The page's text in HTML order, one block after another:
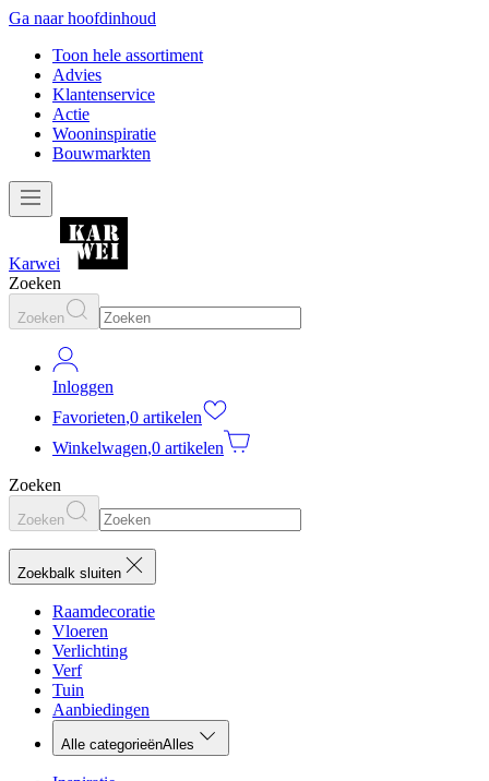
Ga naar hoofdinhoud
Toon hele assortiment
Advies
Klantenservice
Actie
Wooninspiratie
Bouwmarkten
Karwei
Zoeken
Zoeken
Inloggen
Favorieten,0 artikelen
Winkelwagen,0 artikelen
Zoeken
Zoeken
Zoekbalk sluiten
Raamdecoratie
Vloeren
Verlichting
Verf
Tuin
Aanbiedingen
Alle categorieënAlles